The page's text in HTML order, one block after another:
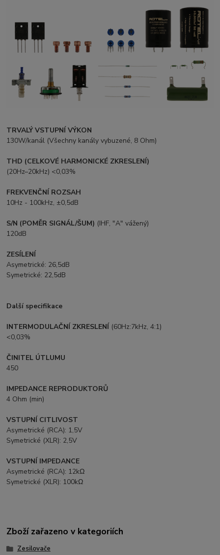
TRVALÝ VSTUPNÍ VÝKON
130W/kanál (Všechny kanály vybuzené, 8 Ohm)
THD (CELKOVÉ HARMONICKÉ ZKRESLENÍ)
(20Hz–20kHz) <0,03%
FREKVENČNÍ ROZSAH
10Hz - 100kHz, ±0,5dB
S/N (POMĚR SIGNÁL/ŠUM) (IHF, "A" vážený)
120dB
ZESÍLENÍ
Asymetrické: 26,5dB
Symetrické: 22,5dB
Další specifikace
INTERMODULAČNÍ ZKRESLENÍ (60Hz:7kHz, 4:1)
<0,03%
ČINITEL ÚTLUMU
450
IMPEDANCE REPRODUKTORŮ
4 Ohm (min)
VSTUPNÍ CITLIVOST
Asymetrické (RCA): 1,5V
Symetrické (XLR): 2,5V
VSTUPNÍ IMPEDANCE
Asymetrické (RCA): 12kΩ
Symetrické (XLR): 100kΩ
Zboží zařazeno v kategoriích
Zesilovače